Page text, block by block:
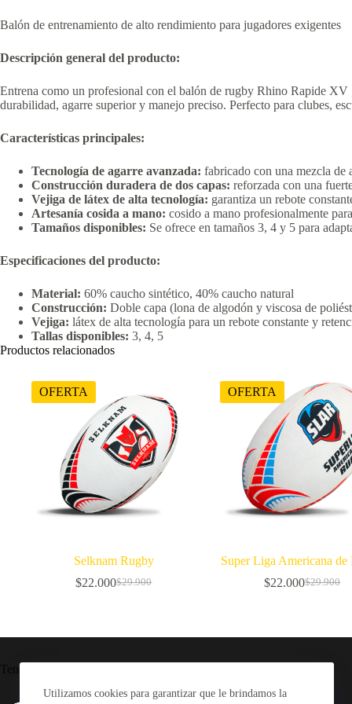
Utilizamos cookies para garantizar que le brindamos la
Balón de entrenamiento de alto rendimiento para jugadores exigentes
Descripción general del producto:
Entrena como un profesional con el balón de rugby Rhino Rapide XV
durabilidad, agarre superior y manejo preciso. Perfecto para clubes,
Características principales:
Tecnología de agarre avanzada: fabricado con una mezcla
Construcción duradera de dos capas: reforzada con una
Vejiga de látex de alta tecnología: garantiza un rebote
Artesanía cosida a mano: cosido a mano profesionalmente
Tamaños disponibles: Se ofrece en tamaños 3, 4 y 5 para
Especificaciones del producto:
Material: 60% caucho sintético, 40% caucho natural
Construcción: Doble capa (lona de algodón y viscosa de
Vejiga: látex de alta tecnología para un rebote constante y
Tallas disponibles: 3, 4, 5
Productos relacionados
OFERTA
Selknam Rugby
$29.900
El
$22.000El
OFERTA
Super Liga Americana de
$29.900
El
$22.000El
Tendencia ahora